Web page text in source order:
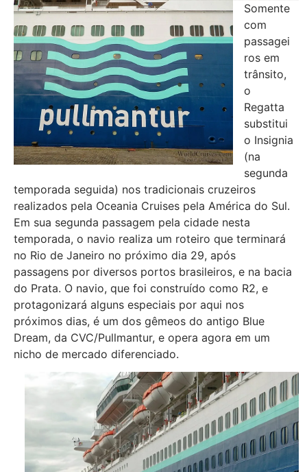
Somente
com
passagei
ros em
trânsito,
o
Regatta
substitui
o Insignia
(na
segunda
temporada seguida) nos tradicionais cruzeiros
realizados pela Oceania Cruises pela América do Sul.
Em sua segunda passagem pela cidade nesta
temporada, o navio realiza um roteiro que terminará
no Rio de Janeiro no próximo dia 29, após
passagens por diversos portos brasileiros, e na bacia
do Prata. O navio, que foi construído como R2, e
protagonizará alguns especiais por aqui nos
próximos dias, é um dos gêmeos do antigo Blue
Dream, da CVC/Pullmantur, e opera agora em um
nicho de mercado diferenciado.